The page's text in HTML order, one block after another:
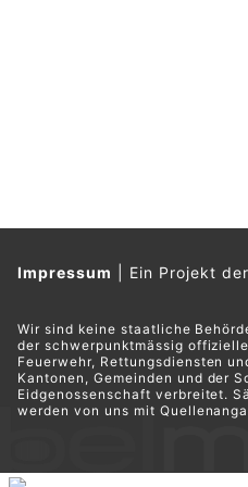
Impressum Ein Projekt
Wir sind keine staatliche
der schwerpunktmässig
Feuerwehr, Rettungsdiensten
Kantonen, Gemeinden und der
Eidgenossenschaft verbreitet.
werden von uns mit